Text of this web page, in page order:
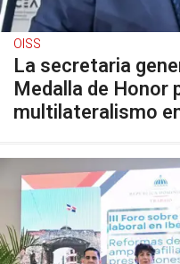
OISS
La secretaria
Medalla de Honor
multilateralismo